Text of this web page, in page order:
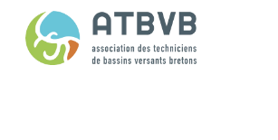
Panneau de gestion des cookies